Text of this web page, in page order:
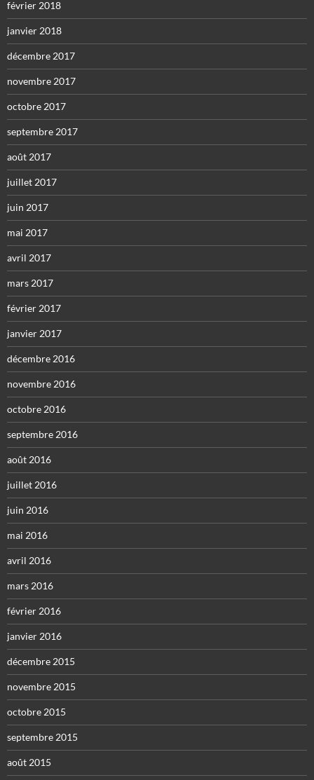
février 2018
janvier 2018
décembre 2017
novembre 2017
octobre 2017
septembre 2017
août 2017
juillet 2017
juin 2017
mai 2017
avril 2017
mars 2017
février 2017
janvier 2017
décembre 2016
novembre 2016
octobre 2016
septembre 2016
août 2016
juillet 2016
juin 2016
mai 2016
avril 2016
mars 2016
février 2016
janvier 2016
décembre 2015
novembre 2015
octobre 2015
septembre 2015
août 2015